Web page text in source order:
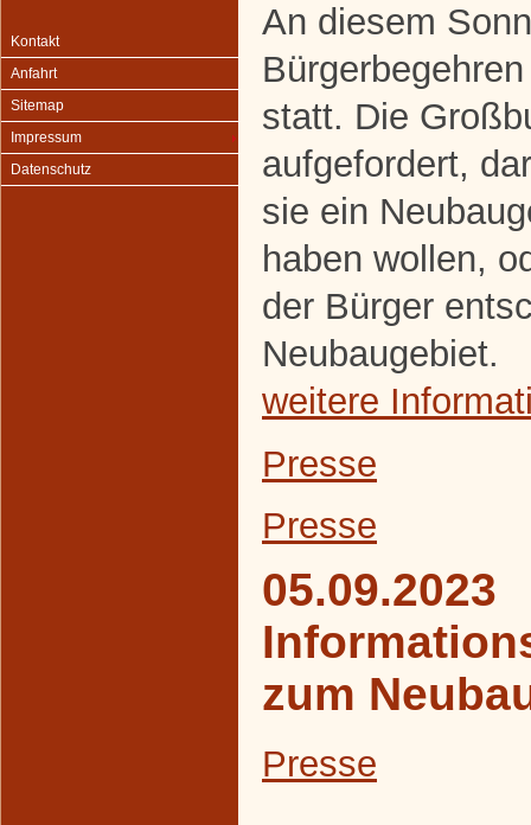
Kontakt
Anfahrt
Sitemap
Impressum
Datenschutz
An diesem
statt. Die
aufgefordert,
sie ein
haben wollen,
der Bürger
Neubaugebiet.
weitere
Presse
Presse
05.09.2023
zum
Presse